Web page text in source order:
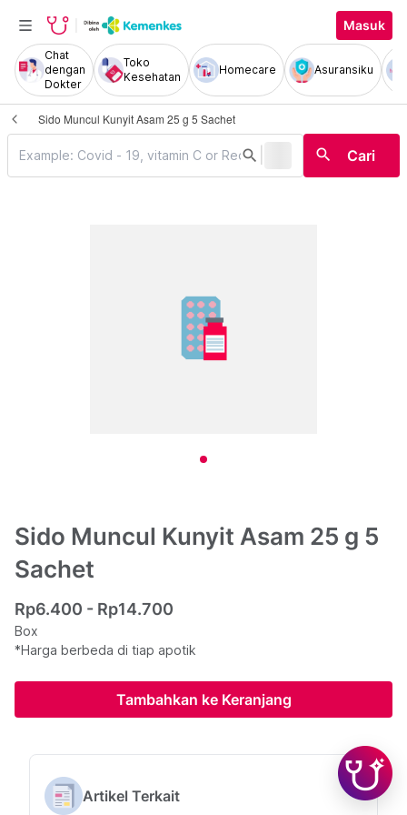
Masuk
Chat
dengan
Dokter
Toko
Kesehatan
Homecare Asuransiku
Sido Muncul Kunyit Asam 25 g 5 Sachet
search search Cari
Sido Muncul Kunyit Asam 25 g 5
Sachet
Rp6.400 - Rp14.700
Box
*Harga berbeda di tiap apotik
Tambahkan ke Keranjang
Artikel Terkait